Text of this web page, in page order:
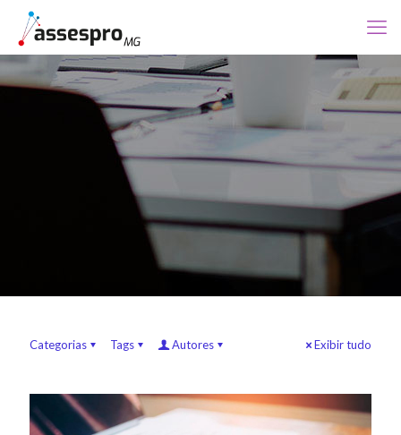
Categorias Tags Autores Exibir tudo